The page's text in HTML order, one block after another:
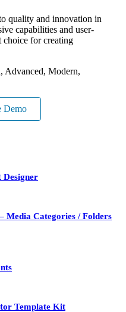
quality and innovation in
capabilities and user-
choice for creating
Advanced, Modern,
Demo
Designer
Media Categories / Folders
Template Kit